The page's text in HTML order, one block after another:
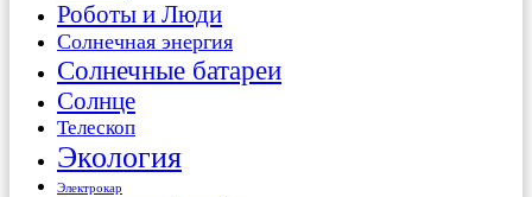
Роботы и Люди
Солнечная энергия
Солнечные батареи
Солнце
Телескоп
Экология
Электрокар